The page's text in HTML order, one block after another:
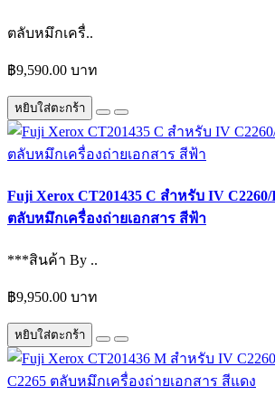
ตลับหมึกเครื่..
฿9,590.00 บาท
หยิบใส่ตะกร้า
Fuji Xerox CT201435 C สำหรับ IV
ตลับหมึกเครื่องถ่ายเอกสาร สีฟ้า
***สินค้า By ..
฿9,950.00 บาท
หยิบใส่ตะกร้า